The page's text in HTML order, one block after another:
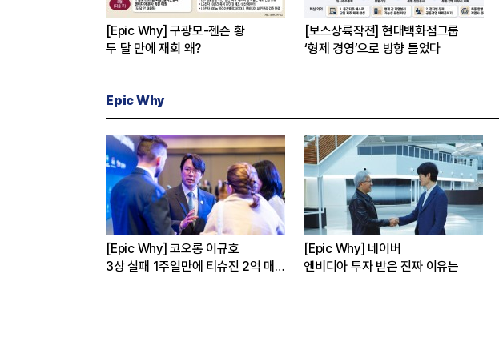
[Epic Why] 구광모-젠슨 황
두 달 만에 재회 왜?
[보스상륙작전] 현대백화점그룹
‘형제 경영’으로 방향 틀었다
Epic Why
[Epic Why] 코오롱 이규호
3상 실패 1주일만에 티슈진 2억 매
[Epic Why] 네이버
엔비디아 투자 받은 진짜 이유는